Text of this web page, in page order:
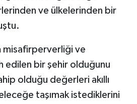
ve ülkelerinden bir
misafirperverliği ve
edilen bir şehir olduğunu
olduğu değerleri akıllı
taşımak istediklerini